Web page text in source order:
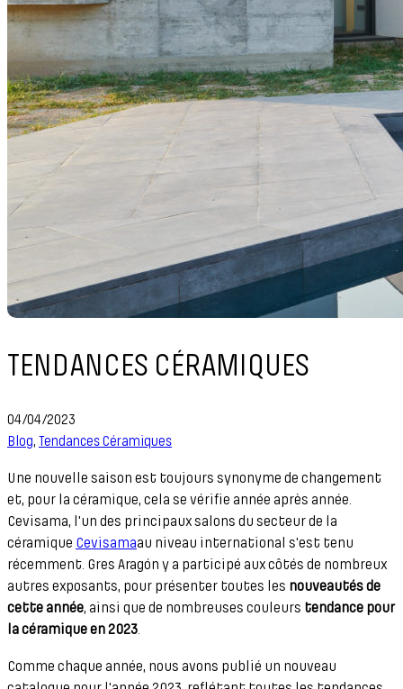
TENDANCES CÉRAMIQUES
04/04/2023
Blog, Tendances Céramiques
Une nouvelle saison est toujours synonyme de changement
et, pour la céramique, cela se vérifie année après année.
Cevisama, l'un des principaux salons du secteur de la
céramique Cevisamaau niveau international s'est tenu
récemment. Gres Aragón y a participé aux côtés de nombreux
autres exposants, pour présenter toutes les nouveautés de
cette année, ainsi que de nombreuses couleurs tendance pour
la céramique en 2023
Comme chaque année, nous avons publié un nouveau